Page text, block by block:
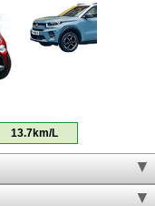
13.7km/L